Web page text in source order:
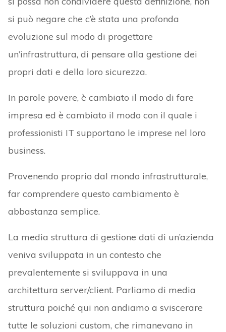
si può negare che c’è stata una profonda
evoluzione sul modo di progettare
un’infrastruttura, di pensare alla gestione dei
propri dati e della loro sicurezza.
In parole povere, è cambiato il modo di fare
impresa ed è cambiato il modo con il quale i
professionisti IT supportano le imprese nel loro
business.
Provenendo proprio dal mondo infrastrutturale,
far comprendere questo cambiamento è
abbastanza semplice.
La media struttura di gestione dati di un’azienda
veniva sviluppata in un contesto che
prevalentemente si sviluppava in una
architettura server/client. Parliamo di media
struttura poiché qui non andiamo a sviscerare
tutte le soluzioni custom, che rimanevano in